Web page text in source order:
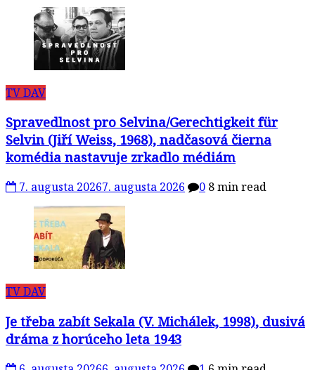
TV DAV
Spravedlnost pro Selvina/Gerechtigkeit für
Selvin (Jiří Weiss, 1968), nadčasová čierna
komédia nastavuje zrkadlo médiám
7. augusta 20267. augusta 2026 0 8 min read
TV DAV
Je třeba zabít Sekala (V. Michálek, 1998), dusivá
dráma z horúceho leta 1943